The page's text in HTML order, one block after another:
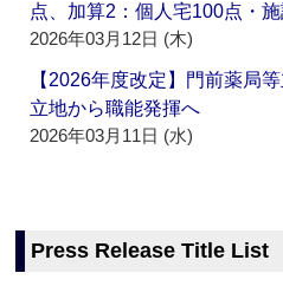
点、加算2：個人宅100点・
2026年03月12日 (木)
【2026年度改定】門前薬局
立地から職能発揮へ
2026年03月11日 (水)
Press Release Title List